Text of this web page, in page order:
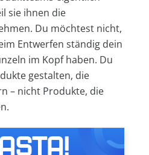
sie ihnen die
Du möchtest nicht,
Entwerfen ständig dein
im Kopf haben. Du
gestalten, die
– nicht Produkte, die